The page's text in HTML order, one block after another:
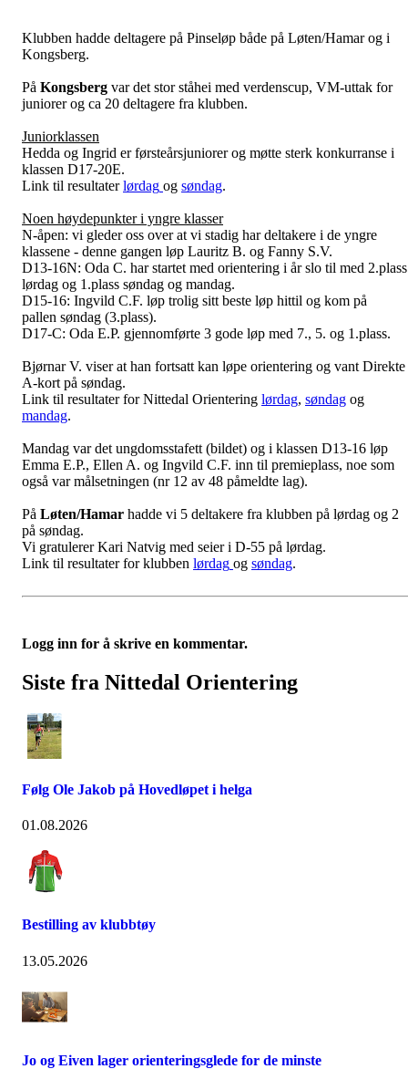
Klubben hadde deltagere på Pinseløp både på Løten/Hamar og i
Kongsberg.
På Kongsberg var det stor ståhei med verdenscup, VM-uttak for
juniorer og ca 20 deltagere fra klubben.
Juniorklassen
Hedda og Ingrid er førsteårsjuniorer og møtte sterk konkurranse i
klassen D17-20E.
Link til resultaterlørdag og søndag.
Noen høydepunkter i yngre klasser
N-åpen: vi gleder oss over at vi stadig har deltakere i de yngre
klassene - denne gangen løp Lauritz B. og Fanny S.V.
D13-16N: Oda C. har startet med orientering i år slo til med 2.plass
lørdag og 1.plass søndag og mandag.
D15-16: Ingvild C.F. løp trolig sitt beste løp hittil og kom på
pallen søndag (3.plass).
D17-C: Oda E.P. gjennomførte 3 gode løp med 7., 5. og 1.plass.
Bjørnar V. viser at han fortsatt kan løpe orientering og vant Direkte
A-kort på søndag.
Link til resultater for Nittedal Orientering lørdag, søndag og
mandag.
Mandag var det ungdomsstafett (bildet) og i klassen D13-16 løp
Emma E.P., Ellen A. og Ingvild C.F. inn til premieplass, noe som
også var målsetningen (nr 12 av 48 påmeldte lag).
På Løten/Hamar hadde vi 5 deltakere fra klubben på lørdag og 2
på søndag.
Vi gratulerer Kari Natvig med seier i D-55 på lørdag.
Link til resultater for klubben lørdag og søndag.
Logg inn for å skrive en kommentar.
Siste fra Nittedal Orientering
Følg Ole Jakob på Hovedløpet i helga
01.08.2026
Bestilling av klubbtøy
13.05.2026
Jo og Eiven lager orienteringsglede for de minste